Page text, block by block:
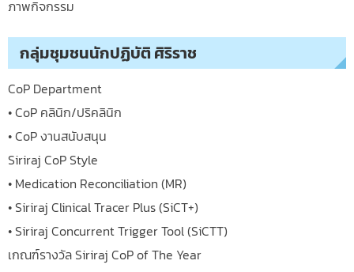
ภาพกิจกรรม
กลุ่มชุมชนนักปฏิบัติ ศิริราช
CoP Department
• CoP คลินิก/ปริคลินิก
• CoP งานสนับสนุน
Siriraj CoP Style
• Medication Reconciliation (MR)
• Siriraj Clinical Tracer Plus (SiCT+)
• Siriraj Concurrent Trigger Tool (SiCTT)
เกณฑ์รางวัล Siriraj CoP of The Year